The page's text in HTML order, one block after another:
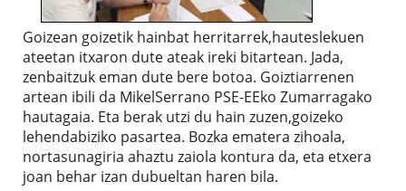
Goizean goizetik hainbat herritarrek,hauteslekuen
ateetan itxaron dute ateak ireki bitartean. Jada,
zenbaitzuk eman dute bere botoa. Goiztiarrenen
artean ibili da MikelSerrano PSE-EEko Zumarragako
hautagaia. Eta berak utzi du hain zuzen,goizeko
lehendabiziko pasartea. Bozka ematera zihoala,
nortasunagiria ahaztu zaiola kontura da, eta etxera
joan behar izan dubueltan haren bila.